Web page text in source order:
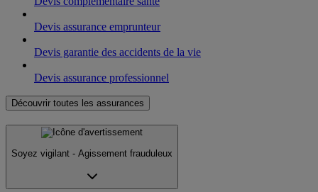
Devis assurance emprunteur
Devis garantie des accidents de la vie
Devis assurance professionnel
Découvrir toutes les assurances
Soyez vigilant - Agissement frauduleux